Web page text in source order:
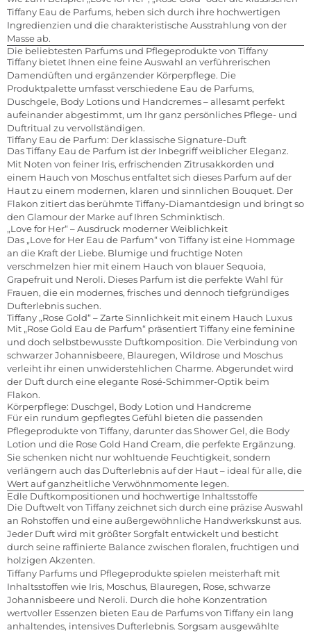
Tiffany Eau de Parfums, heben sich durch ihre hochwertigen
Ingredienzien und die charakteristische Ausstrahlung von der
Masse ab.
Die beliebtesten Parfums und Pflegeprodukte von Tiffany
Tiffany bietet Ihnen eine feine Auswahl an verführerischen
Damendüften und ergänzender Körperpflege. Die
Produktpalette umfasst verschiedene Eau de Parfums,
Duschgele, Body Lotions und Handcremes – allesamt perfekt
aufeinander abgestimmt, um Ihr ganz persönliches Pflege- und
Duftritual zu vervollständigen.
Tiffany Eau de Parfum: Der klassische Signature-Duft
Das Tiffany Eau de Parfum ist der Inbegriff weiblicher Eleganz.
Mit Noten von feiner Iris, erfrischenden Zitrusakkorden und
einem Hauch von Moschus entfaltet sich dieses Parfum auf der
Haut zu einem modernen, klaren und sinnlichen Bouquet. Der
Flakon zitiert das berühmte Tiffany-Diamantdesign und bringt so
den Glamour der Marke auf Ihren Schminktisch.
„Love for Her“ – Ausdruck moderner Weiblichkeit
Das „Love for Her Eau de Parfum“ von Tiffany ist eine Hommage
an die Kraft der Liebe. Blumige und fruchtige Noten
verschmelzen hier mit einem Hauch von blauer Sequoia,
Grapefruit und Neroli. Dieses Parfum ist die perfekte Wahl für
Frauen, die ein modernes, frisches und dennoch tiefgründiges
Dufterlebnis suchen.
Tiffany „Rose Gold“ – Zarte Sinnlichkeit mit einem Hauch Luxus
Mit „Rose Gold Eau de Parfum“ präsentiert Tiffany eine feminine
und doch selbstbewusste Duftkomposition. Die Verbindung von
schwarzer Johannisbeere, Blauregen, Wildrose und Moschus
verleiht ihr einen unwiderstehlichen Charme. Abgerundet wird
der Duft durch eine elegante Rosé-Schimmer-Optik beim
Flakon.
Körperpflege: Duschgel, Body Lotion und Handcreme
Für ein rundum gepflegtes Gefühl bieten die passenden
Pflegeprodukte von Tiffany, darunter das Shower Gel, die Body
Lotion und die Rose Gold Hand Cream, die perfekte Ergänzung.
Sie schenken nicht nur wohltuende Feuchtigkeit, sondern
verlängern auch das Dufterlebnis auf der Haut – ideal für alle, die
Wert auf ganzheitliche Verwöhnmomente legen.
Edle Duftkompositionen und hochwertige Inhaltsstoffe
Die Duftwelt von Tiffany zeichnet sich durch eine präzise Auswahl
an Rohstoffen und eine außergewöhnliche Handwerkskunst aus.
Jeder Duft wird mit größter Sorgfalt entwickelt und besticht
durch seine raffinierte Balance zwischen floralen, fruchtigen und
holzigen Akzenten.
Tiffany Parfums und Pflegeprodukte spielen meisterhaft mit
Inhaltsstoffen wie Iris, Moschus, Blauregen, Rose, schwarze
Johannisbeere und Neroli. Durch die hohe Konzentration
wertvoller Essenzen bieten Eau de Parfums von Tiffany ein lang
anhaltendes, intensives Dufterlebnis. Sorgsam ausgewählte